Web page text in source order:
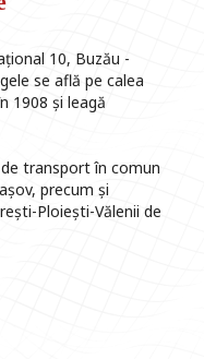
10, Buzău -
se află pe calea
1908 și leagă
transport în comun
precum și
Ploiești-Vălenii de